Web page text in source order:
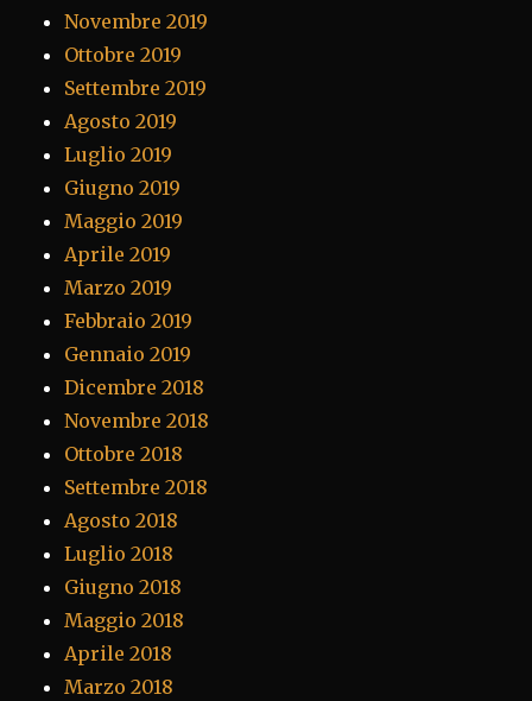
Novembre 2019
Ottobre 2019
Settembre 2019
Agosto 2019
Luglio 2019
Giugno 2019
Maggio 2019
Aprile 2019
Marzo 2019
Febbraio 2019
Gennaio 2019
Dicembre 2018
Novembre 2018
Ottobre 2018
Settembre 2018
Agosto 2018
Luglio 2018
Giugno 2018
Maggio 2018
Aprile 2018
Marzo 2018